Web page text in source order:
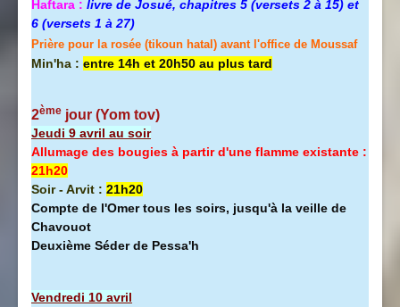
Haftara : livre de Josué, chapitres 5 (versets 2 à 15) et
6 (versets 1 à 27)
Prière pour la rosée (tikoun hatal) avant l'office de Moussaf
Min'ha : entre 14h et 20h50 au plus tard
2ème jour (Yom tov)
Jeudi 9 avril au soir
Allumage des bougies à partir d'une flamme existante :
21h20
Soir - Arvit : 21h20
Compte de l'Omer tous les soirs, jusqu'à la veille de
Chavouot
Deuxième Séder de Pessa'h
Vendredi 10 avril